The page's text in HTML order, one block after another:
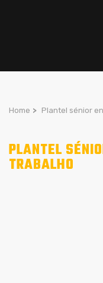
Home > Plantel sénior
PLANTEL
TRABALHO